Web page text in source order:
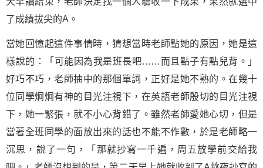
了成績拔尖的A。
當她回憶起這件事情時，猜想當時老師點她的原因，她是這
樣說的：「可能因為我是班長吧……而且點子有點兒背。」
好巧不巧，老師抽中的那個單詞，正好是她不熟的。在幾十
位同學炯炯有神的目光注視下，在英語老師殷切的目光注視
下，她一緊張，就不小心背錯了。雖然老師愛她心切，但是
當著全班同學的面放出來的話也不能不作數，於是老師略一
沉思，說了一句，「那就抄寫一千遍，周五放學前交給我